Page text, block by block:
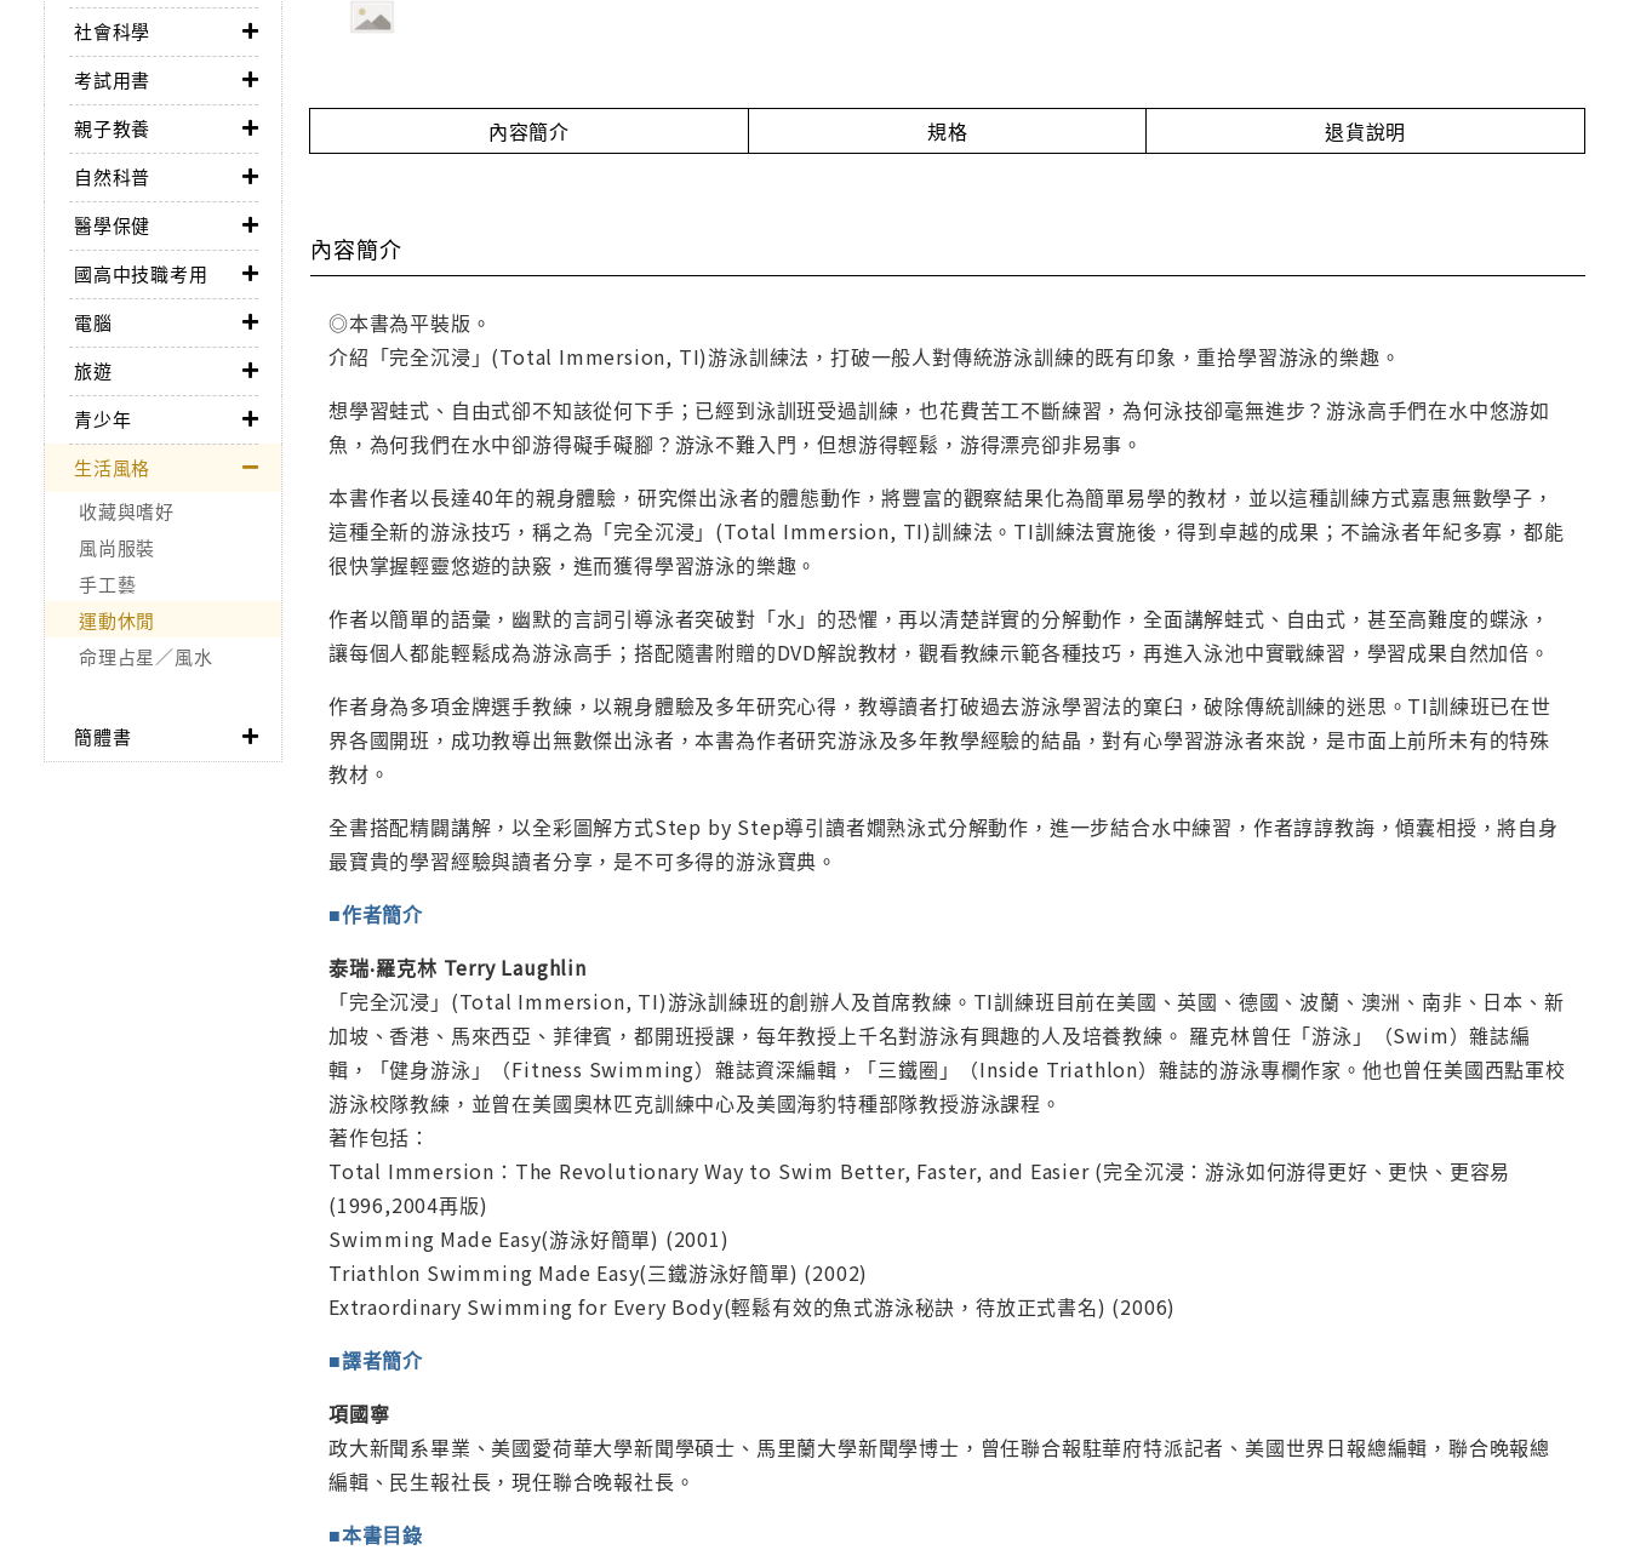
社會科學
考試用書
親子教養
自然科普
醫學保健
國高中技職考用
電腦
旅遊
青少年
生活風格
收藏與嗜好
風尚服裝
手工藝
運動休閒
命理占星／風水
簡體書
內容簡介 規格 退貨說明
內容簡介
◎本書為平裝版。
介紹「完全沉浸」(Total Immersion, TI)游泳訓練法，打破一般人對傳統游泳訓練的既有印象，重拾學習游泳的樂趣。
想學習蛙式、自由式卻不知該從何下手；已經到泳訓班受過訓練，也花費苦工不斷練習，為何泳技卻毫無進步？游泳高手們在水中悠游如
魚，為何我們在水中卻游得礙手礙腳？游泳不難入門，但想游得輕鬆，游得漂亮卻非易事。
本書作者以長達40年的親身體驗，研究傑出泳者的體態動作，將豐富的觀察結果化為簡單易學的教材，並以這種訓練方式嘉惠無數學子，
這種全新的游泳技巧，稱之為「完全沉浸」(Total Immersion, TI)訓練法。TI訓練法實施後，得到卓越的成果；不論泳者年紀多寡，都能
很快掌握輕靈悠遊的訣竅，進而獲得學習游泳的樂趣。
作者以簡單的語彙，幽默的言詞引導泳者突破對「水」的恐懼，再以清楚詳實的分解動作，全面講解蛙式、自由式，甚至高難度的蝶泳，
讓每個人都能輕鬆成為游泳高手；搭配隨書附贈的DVD解說教材，觀看教練示範各種技巧，再進入泳池中實戰練習，學習成果自然加倍。
作者身為多項金牌選手教練，以親身體驗及多年研究心得，教導讀者打破過去游泳學習法的窠臼，破除傳統訓練的迷思。TI訓練班已在世
界各國開班，成功教導出無數傑出泳者，本書為作者研究游泳及多年教學經驗的結晶，對有心學習游泳者來說，是市面上前所未有的特殊
教材。
全書搭配精闢講解，以全彩圖解方式Step by Step導引讀者嫺熟泳式分解動作，進一步結合水中練習，作者諄諄教誨，傾囊相授，將自身
最寶貴的學習經驗與讀者分享，是不可多得的游泳寶典。
■作者簡介
泰瑞‧羅克林 Terry Laughlin
「完全沉浸」(Total Immersion, TI)游泳訓練班的創辦人及首席教練。TI訓練班目前在美國、英國、德國、波蘭、澳洲、南非、日本、新
加坡、香港、馬來西亞、菲律賓，都開班授課，每年教授上千名對游泳有興趣的人及培養教練。 羅克林曾任「游泳」（Swim）雜誌編
輯，「健身游泳」（Fitness Swimming）雜誌資深編輯，「三鐵圈」（Inside Triathlon）雜誌的游泳專欄作家。他也曾任美國西點軍校
游泳校隊教練，並曾在美國奧林匹克訓練中心及美國海豹特種部隊教授游泳課程。
著作包括：
Total Immersion：The Revolutionary Way to Swim Better, Faster, and Easier (完全沉浸：游泳如何游得更好、更快、更容易
(1996,2004再版)
Swimming Made Easy(游泳好簡單) (2001)
Triathlon Swimming Made Easy(三鐵游泳好簡單) (2002)
Extraordinary Swimming for Every Body(輕鬆有效的魚式游泳秘訣，待放正式書名) (2006)
■譯者簡介
項國寧
政大新聞系畢業、美國愛荷華大學新聞學碩士、馬里蘭大學新聞學博士，曾任聯合報駐華府特派記者、美國世界日報總編輯，聯合晚報總
編輯、民生報社長，現任聯合晚報社長。
■本書目錄